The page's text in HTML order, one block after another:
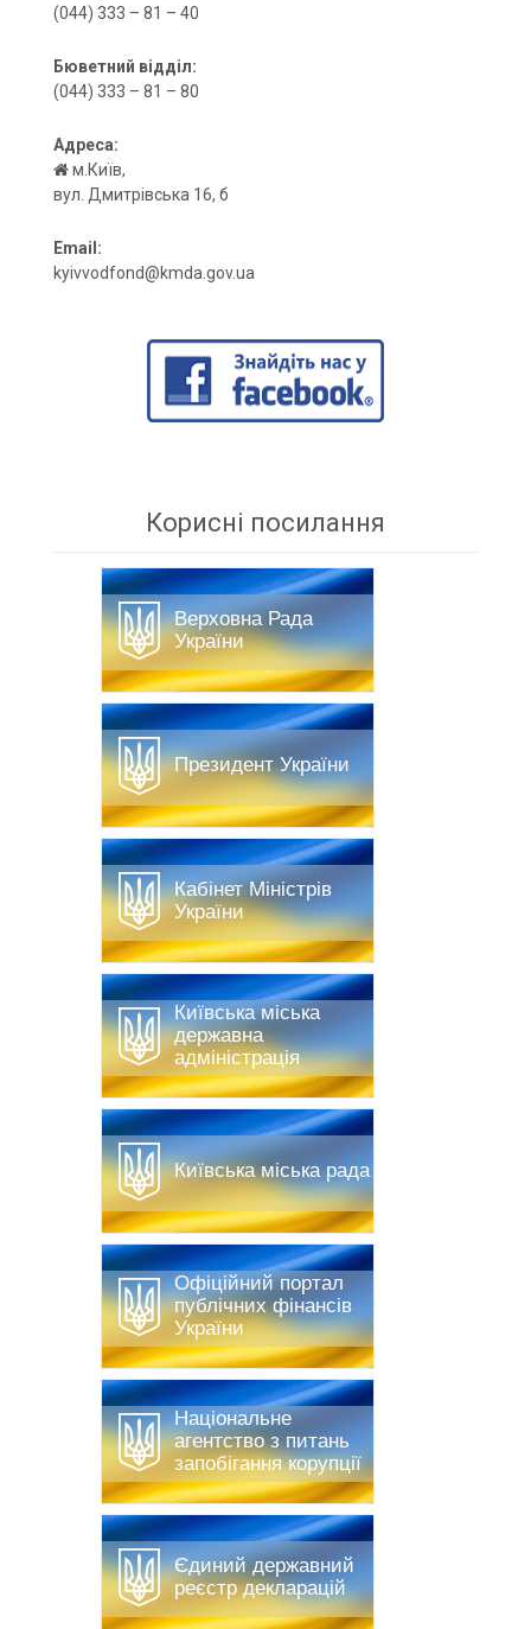
(044) 333 – 81 – 40
Бюветний відділ:
(044) 333 – 81 – 80
Адреса:
м.Київ,
вул. Дмитрівська 16, б
Email:
kyivvodfond@kmda.gov.ua
Корисні посилання
Верховна Рада
України
Президент України
Кабінет Міністрів
України
Київська міська
державна
адміністрація
Київська міська рада
Офіційний портал
публічних фінансів
України
Національне
агентство з питань
запобігання корупції
Єдиний державний
реєстр декларацій